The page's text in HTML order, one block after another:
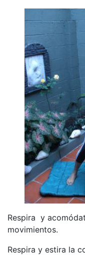
Respira y
movimientos.
Respira y estira la